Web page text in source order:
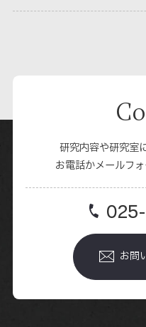
研究内容や研究室
お電話かメールフ
お問